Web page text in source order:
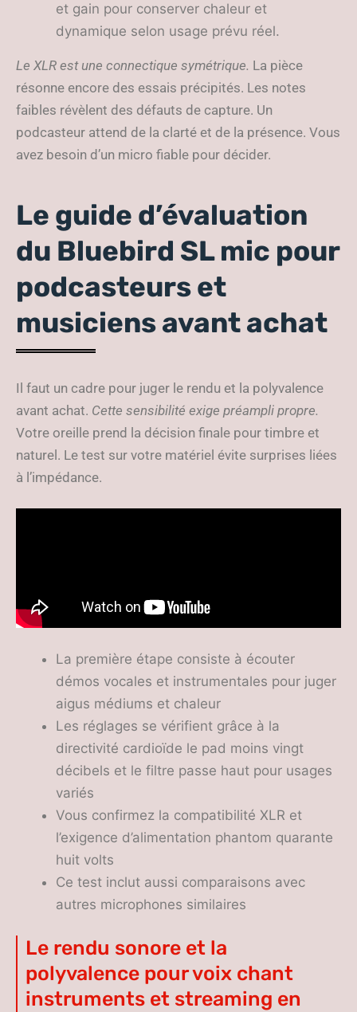
et gain pour conserver chaleur et
dynamique selon usage prévu réel.
Le XLR est une connectique symétrique. La pièce
résonne encore des essais précipités. Les notes
faibles révèlent des défauts de capture. Un
podcasteur attend de la clarté et de la présence. Vous
avez besoin d’un micro fiable pour décider.
Le guide d’évaluation
du Bluebird SL mic pour
podcasteurs et
musiciens avant achat
Il faut un cadre pour juger le rendu et la polyvalence
avant achat. Cette sensibilité exige préampli propre.
Votre oreille prend la décision finale pour timbre et
naturel. Le test sur votre matériel évite surprises liées
à l’impédance.
La première étape consiste à écouter
démos vocales et instrumentales pour juger
aigus médiums et chaleur
Les réglages se vérifient grâce à la
directivité cardioïde le pad moins vingt
décibels et le filtre passe haut pour usages
variés
Vous confirmez la compatibilité XLR et
l’exigence d’alimentation phantom quarante
huit volts
Ce test inclut aussi comparaisons avec
autres microphones similaires
Le rendu sonore et la
polyvalence pour voix chant
instruments et streaming en